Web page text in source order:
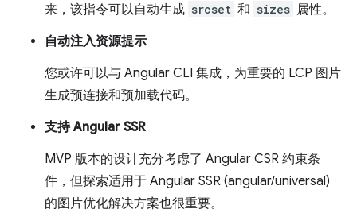
来，该指令可以自动生成 srcset 和 sizes 属性。
自动注入资源提示
您或许可以与 Angular CLI 集成，为重要的 LCP 图片
生成预连接和预加载代码。
支持 Angular SSR
MVP 版本的设计充分考虑了 Angular CSR 约束条
件，但探索适用于 Angular SSR (angular/universal)
的图片优化解决方案也很重要。